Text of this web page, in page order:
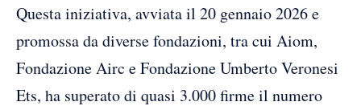
Questa iniziativa, avviata il 20 gennaio 2026 e
promossa da diverse fondazioni, tra cui Aiom,
Fondazione Airc e Fondazione Umberto Veronesi
Ets, ha superato di quasi 3.000 firme il numero